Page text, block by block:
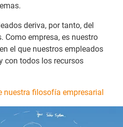
deriva, por tanto, del
Como empresa, es nuestro
el que nuestros empleados
con todos los recursos
nuestra filosofía empresarial